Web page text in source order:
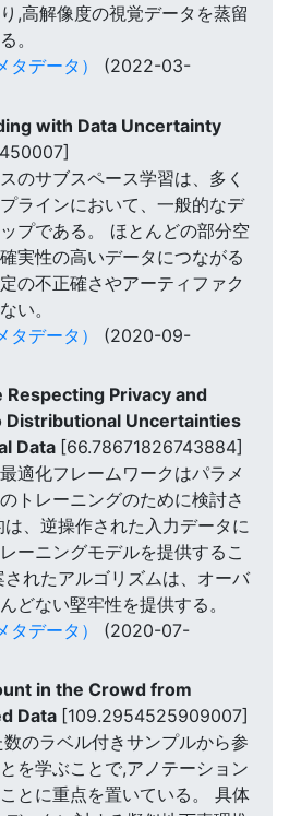
,高解像度の視覚データを蒸留
。
タデータ）
(2022-03-
with Data Uncertainty
のサブスペース学習は、多く
ラインにおいて、一般的なデ
プである。 ほとんどの部分空
実性の高いデータにつながる
の不正確さやアーティファク
い。
タデータ）
(2020-09-
Respecting Privacy and
Distributional Uncertainties
Data [66.78671826743884]
適化フレームワークはパラメ
トレーニングのために検討さ
、逆操作された入力データに
ーニングモデルを提供するこ
されたアルゴリズムは、オーバ
どない堅牢性を提供する。
タデータ）
(2020-07-
in the Crowd from
Data [109.2954525909007]
のラベル付きサンプルから参
を学ぶことで,アノテーション
とに重点を置いている。 具体